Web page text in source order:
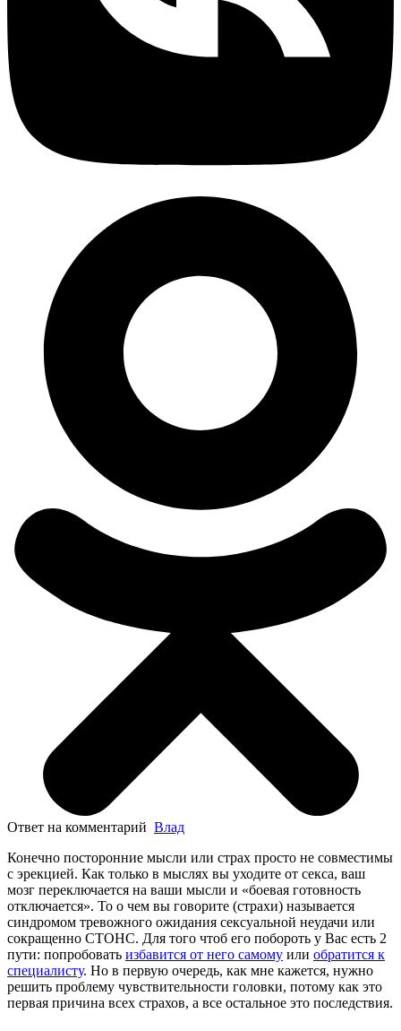
Ответ на комментарий Влад
Конечно посторонние мысли или страх просто не совместимы
с эрекцией. Как только в мыслях вы уходите от секса, ваш
мозг переключается на ваши мысли и «боевая готовность
отключается». То о чем вы говорите (страхи) называется
синдромом тревожного ожидания сексуальной неудачи или
сокращенно СТОНС. Для того чтоб его побороть у Вас есть 2
пути: попробовать избавится от него самому или обратится к
специалисту. Но в первую очередь, как мне кажется, нужно
решить проблему чувствительности головки, потому как это
первая причина всех страхов, а все остальное это последствия.